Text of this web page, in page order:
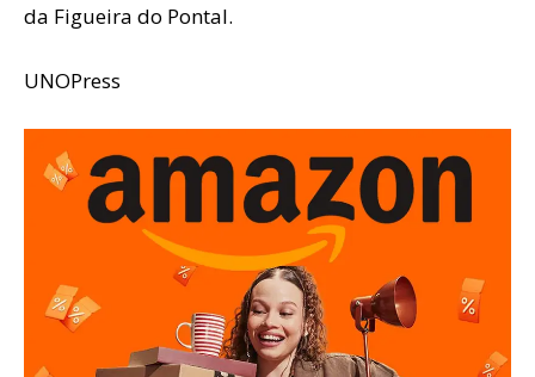
da Figueira do Pontal.
UNOPress